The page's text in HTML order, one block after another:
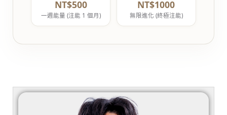
NT$500
一週能量 (注能 1 個月)
NT$1000
無限進化 (終極注能)